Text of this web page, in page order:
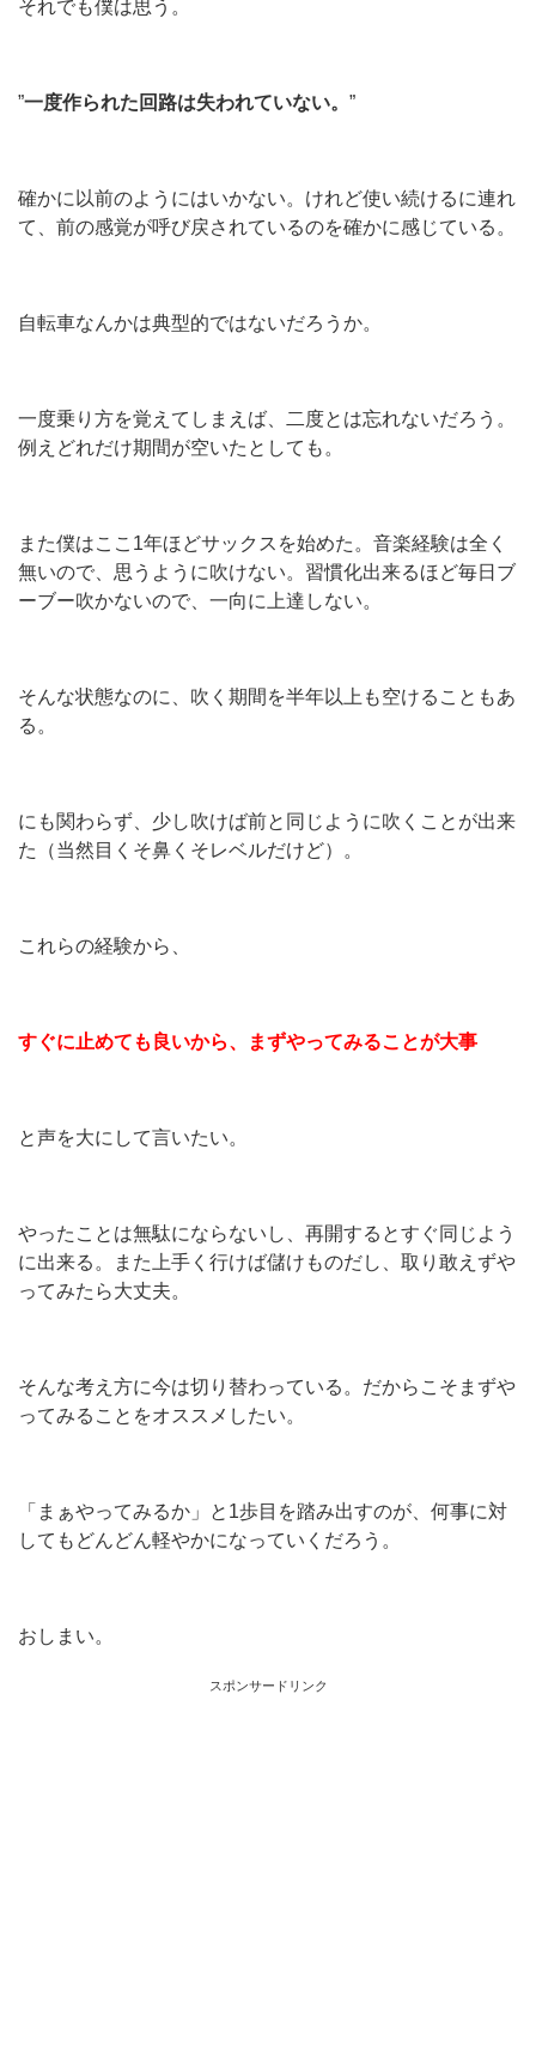
それでも僕は思う。
”一度作られた回路は失われていない。 ”
確かに以前のようにはいかない。けれど使い続けるに連れ
て、前の感覚が呼び戻されているのを確かに感じている。
自転車なんかは典型的ではないだろうか。
一度乗り方を覚えてしまえば、二度とは忘れないだろう。
例えどれだけ期間が空いたとしても。
また僕はここ1年ほどサックスを始めた。音楽経験は全く
無いので、思うように吹けない。習慣化出来るほど毎日ブ
ーブー吹かないので、一向に上達しない。
そんな状態なのに、吹く期間を半年以上も空けることもあ
る。
にも関わらず、少し吹けば前と同じように吹くことが出来
た（当然目くそ鼻くそレベルだけど）。
これらの経験から、
すぐに止めても良いから、まずやってみることが大事
と声を大にして言いたい。
やったことは無駄にならないし、再開するとすぐ同じよう
に出来る。また上手く行けば儲けものだし、取り敢えずや
ってみたら大丈夫。
そんな考え方に今は切り替わっている。だからこそまずや
ってみることをオススメしたい。
「まぁやってみるか」と1歩目を踏み出すのが、何事に対
してもどんどん軽やかになっていくだろう。
おしまい。
スポンサードリンク